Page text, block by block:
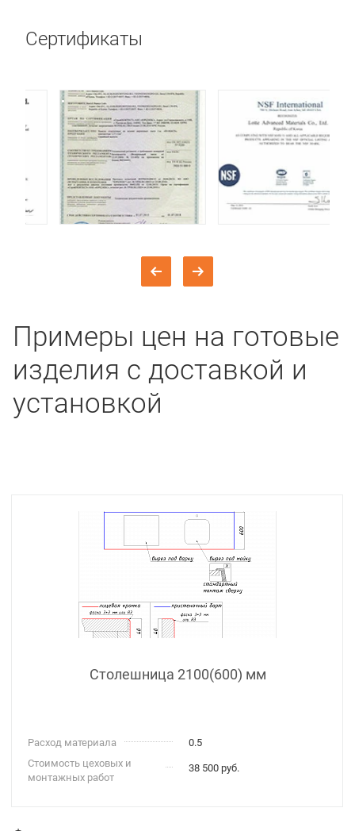
Сертификаты
Примеры цен на готовые
изделия с доставкой и
установкой
Столешница 2100(600) мм
Расход материала
0.5
Стоимость цеховых и
монтажных работ
38 500 руб.